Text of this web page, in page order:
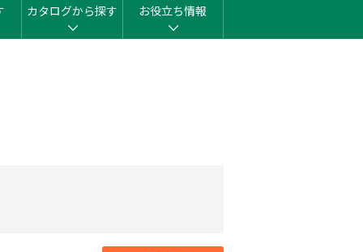
カタログから探す お役立ち情報